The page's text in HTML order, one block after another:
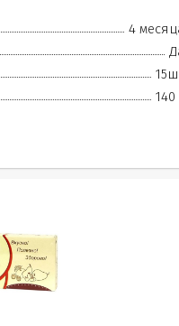
4
140